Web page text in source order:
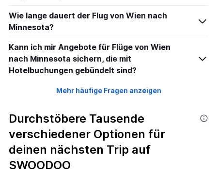
Wie lange dauert der Flug von Wien nach
Minnesota?
Kann ich mir Angebote für Flüge von Wien
nach Minnesota sichern, die mit
Hotelbuchungen gebündelt sind?
Mehr häufige Fragen anzeigen
Durchstöbere Tausende
verschiedener Optionen für
deinen nächsten Trip auf
SWOODOO